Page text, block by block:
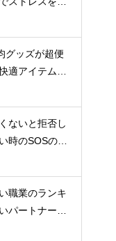
グッズが超便
適アイテムを
ないと拒否し
時のSOSの出
職業のランキ
パートナーの